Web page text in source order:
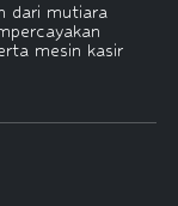
dari mutiara
mesin kasir